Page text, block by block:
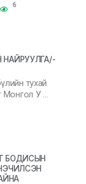
6
НАЙРУУЛГА/-
тухай
Монгол У …
БОДИСЫН